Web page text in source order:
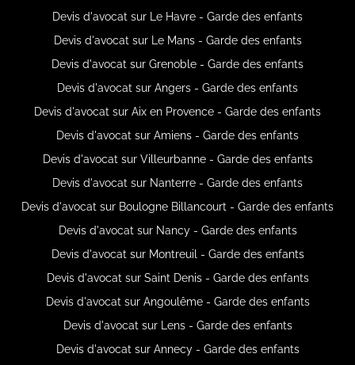
Devis d'avocat sur Le Havre - Garde des enfants
Devis d'avocat sur Le Mans - Garde des enfants
Devis d'avocat sur Grenoble - Garde des enfants
Devis d'avocat sur Angers - Garde des enfants
Devis d'avocat sur Aix en Provence - Garde des enfants
Devis d'avocat sur Amiens - Garde des enfants
Devis d'avocat sur Villeurbanne - Garde des enfants
Devis d'avocat sur Nanterre - Garde des enfants
Devis d'avocat sur Boulogne Billancourt - Garde des enfants
Devis d'avocat sur Nancy - Garde des enfants
Devis d'avocat sur Montreuil - Garde des enfants
Devis d'avocat sur Saint Denis - Garde des enfants
Devis d'avocat sur Angoulême - Garde des enfants
Devis d'avocat sur Lens - Garde des enfants
Devis d'avocat sur Annecy - Garde des enfants